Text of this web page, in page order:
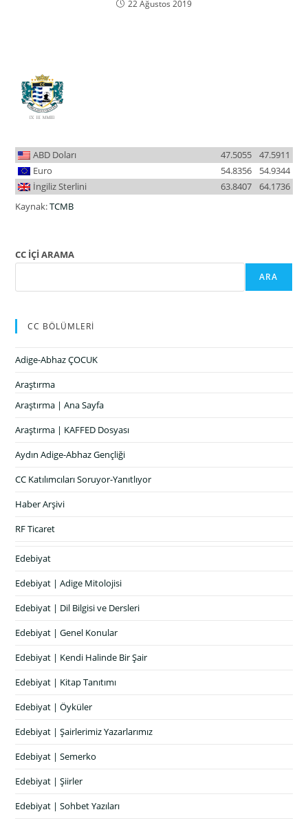
22 Ağustos 2019
ABD Doları 47.5911
47.5055
Euro
54.9344
54.8356
İngiliz Sterlini
64.1736
63.8407
Kaynak:TCMB
CC İÇİ ARAMA
ARA
CC BÖLÜMLERİ
Adige-Abhaz ÇOCUK
Araştırma
Araştırma | Ana Sayfa
Araştırma | KAFFED Dosyası
Aydın Adige-Abhaz Gençliği
CC Katılımcıları Soruyor-Yanıtlıyor
Haber Arşivi
RF Ticaret
Edebiyat
Edebiyat | Adige Mitolojisi
Edebiyat | Dil Bilgisi ve Dersleri
Edebiyat | Genel Konular
Edebiyat | Kendi Halinde Bir Şair
Edebiyat | Kitap Tanıtımı
Edebiyat | Öyküler
Edebiyat | Şairlerimiz Yazarlarımız
Edebiyat | Semerko
Edebiyat | Şiirler
Edebiyat | Sohbet Yazıları